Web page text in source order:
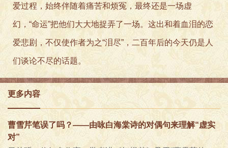
爱过程，始终伴随着痛苦和烦冤，最终还是一场虚
幻，“命运”把他们大大地捉弄了一场。这出和着血泪的恋
爱悲剧，不仅使作者为之“泪尽”，二百年后的今天仍是人
们谈论不尽的话题。
更多内容
曹雪芹笔误了吗？——由咏白海棠诗的对偶句来理解“虚实
对”